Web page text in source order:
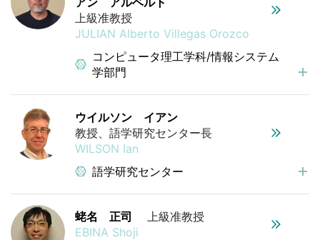
上級准教授
JULIAN Alberto Villegas Orozco
コンピュータ理工学科/情報システム
学部門
ウイルソン イアン
教授、語学研究センター長
WILSON Ian
語学研究センター
蛯名 正司
上級准教授
EBINA Shoji